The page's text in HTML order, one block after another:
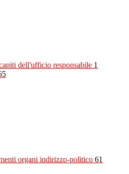
dell'ufficio responsabile 1
organi indirizzo-politico 61